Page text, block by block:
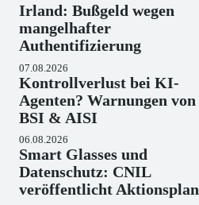
Irland: Bußgeld wegen
mangelhafter
Authentifizierung
07.08.2026
Kontrollverlust bei KI-
Agenten? Warnungen von
BSI & AISI
06.08.2026
Smart Glasses und
Datenschutz: CNIL
veröffentlicht Aktionsplan